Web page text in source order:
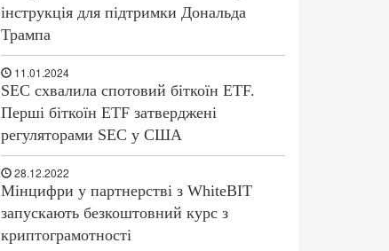
інструкція для підтримки Дональда
Трампа
11.01.2024
SEC схвалила спотовий біткоїн ETF.
Перші біткоїн ETF затверджені
регуляторами SEC у США
28.12.2022
Мінцифри у партнерстві з WhiteBIT
запускають безкоштовний курс з
криптограмотності